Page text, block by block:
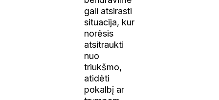
gali atsirasti
situacija, kur
norėsis
atsitraukti
nuo
triukšmo,
atidėti
pokalbį ar